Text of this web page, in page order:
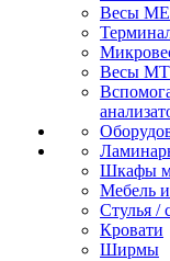
Весы
Весы MT
Шкафы
Мебель
Стулья /
Кровати
Ширмы